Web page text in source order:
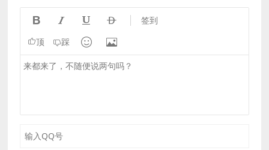
    签到
顶 踩  